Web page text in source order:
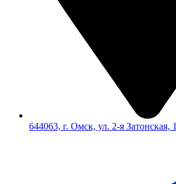
644063, г. Омск, ул. 2-я Затонская, 1